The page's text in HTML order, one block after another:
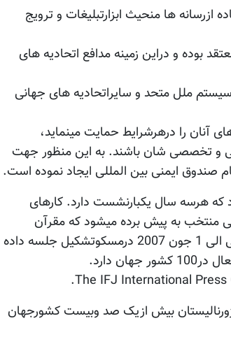
ها منحیث ابزارتبلیغات و ترویج
بوده و دراین زمینه مدافع اتحادیه های
ملل متحد و سایراتحادیه های جهانی
آنان را درهرشرایط حمایت مینماید،
و تخصصی شان باشند. به این منظور جهت
صندوق ایمنی بین المللی ایجاد نموده است.
که هرسه سال یکبارنشست دارد. کارهای
منتخب به پیش برده میشود که مقرآن
درشهربروکسل کشوربلژیک است. آخرین کنگره آن از28 می الی 1 جون 2007 درمسکوتشکیل جلسه داده
The IFJ International
بیش ازیک صد وبیست کشورجهان